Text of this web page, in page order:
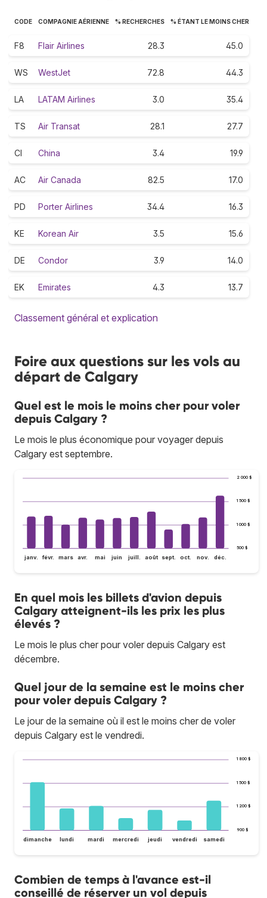
CODE COMPAGNIE AÉRIENNE % RECHERCHES % ÉTANT LE MOINS CHER
F8 Flair Airlines 28.3 45.0
WS WestJet 72.8 44.3
LA LATAM Airlines 3.0 35.4
TS Air Transat 28.1 27.7
CI China 3.4 19.9
AC Air Canada 82.5 17.0
PD Porter Airlines 34.4 16.3
KE Korean Air 3.5 15.6
DE Condor 3.9 14.0
EK Emirates 4.3 13.7
Classement général et explication
Foire aux questions sur les vols au
départ de Calgary
Quel est le mois le moins cher pour voler
depuis Calgary ?
Le mois le plus économique pour voyager depuis
Calgary est septembre.
500 $
1 000 $
1 500 $
2 000 $
janv. févr. mars avr. mai juin juill. août sept. oct. nov. déc.
En quel mois les billets d'avion depuis
Calgary atteignent-ils les prix les plus
élevés ?
Le mois le plus cher pour voler depuis Calgary est
décembre.
Quel jour de la semaine est le moins cher
pour voler depuis Calgary ?
Le jour de la semaine où il est le moins cher de voler
depuis Calgary est le vendredi.
900 $
1 200 $
1 500 $
1 800 $
dimanche lundi mardi mercredi jeudi vendredi samedi
Combien de temps à l'avance est-il
conseillé de réserver un vol depuis